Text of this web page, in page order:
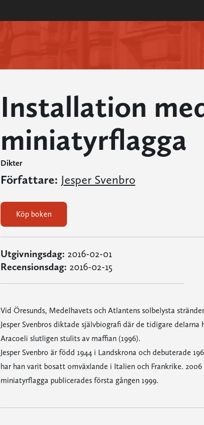
Installation
miniatyrflagga
Dikter
Författare: Jesper Svenbro
Köp boken
Utgivningsdag: 2016-02-01
Recensionsdag: 2016-02-15
Vid Öresunds, Medelhavets och Atlantens solbelysta
Jesper Svenbros diktade självbiografi där de tidigare
Aracoeli slutligen stulits av maffian (1996).
Jesper Svenbro är född 1944 i Landskrona och debuterade
har han varit bosatt omväxlande i Italien och Frankrike.
miniatyrflagga publicerades första gången 1999.